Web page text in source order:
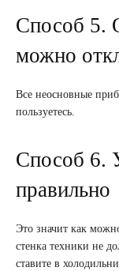
Способ 5.
можно
Все неосновные
пользуетесь.
Способ 6.
правильно
Это значит как
стенка техники не
ставите в